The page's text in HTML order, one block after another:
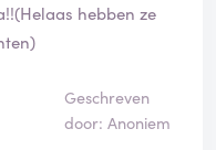
hebben ze
Geschreven
door: Anoniem